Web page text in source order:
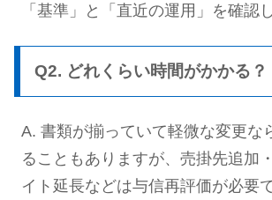
「基準」と「直近の運用」を確認
Q2. どれくらい時間がかかる？
A. 書類が揃っていて軽微な変更な
ることもありますが、売掛先追加
イト延長などは与信再評価が必要